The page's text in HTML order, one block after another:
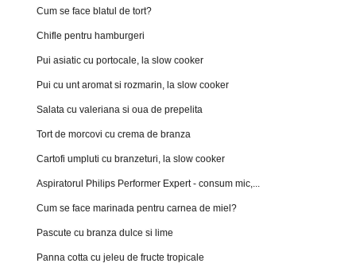
Cum se face blatul de tort?
Chifle pentru hamburgeri
Pui asiatic cu portocale, la slow cooker
Pui cu unt aromat si rozmarin, la slow cooker
Salata cu valeriana si oua de prepelita
Tort de morcovi cu crema de branza
Cartofi umpluti cu branzeturi, la slow cooker
Aspiratorul Philips Performer Expert - consum mic,...
Cum se face marinada pentru carnea de miel?
Pascute cu branza dulce si lime
Panna cotta cu jeleu de fructe tropicale